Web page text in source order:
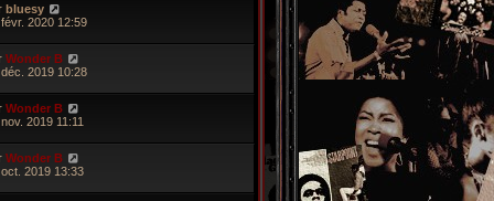
bluesy
févr. 2020 12:59
Wonder B
2019 10:28
Wonder B
2019 11:11
Wonder B
2019 13:33